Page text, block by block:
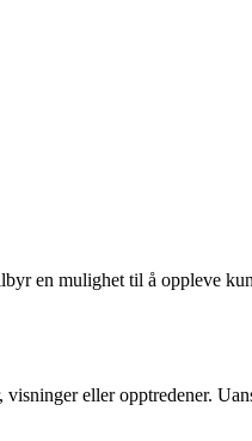
en mulighet til å oppleve
eller opptredener.